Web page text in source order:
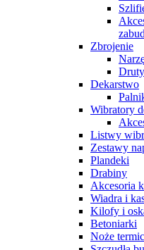
Zbrojenie
Dekarstwo
Wibratory
Listwy
Zestawy
Plandeki
Drabiny
Akcesoria
Wiadra i
Kilofy i
Betoniarki
Noże